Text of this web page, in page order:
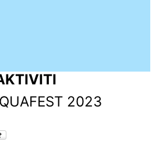
2023